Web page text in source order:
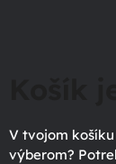
V tvojom
výberom?